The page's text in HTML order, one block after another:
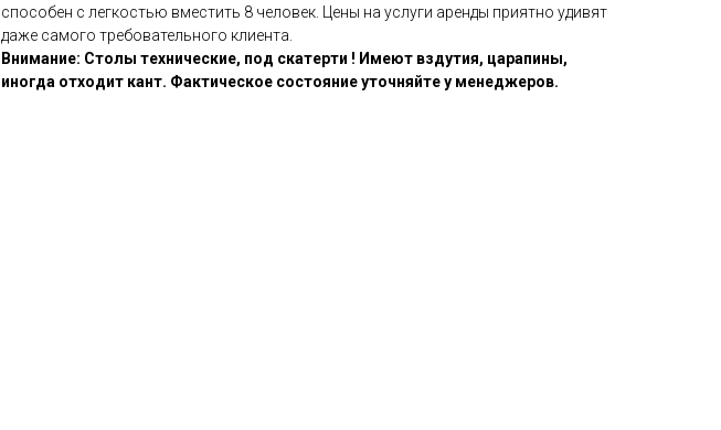
способен с легкостью вместить 8 человек. Цены на услуги аренды приятно удивят
даже самого требовательного клиента.
Внимание: Столы технические, под скатерти ! Имеют вздутия, царапины,
иногда отходит кант. Фактическое состояние уточняйте у менеджеров.